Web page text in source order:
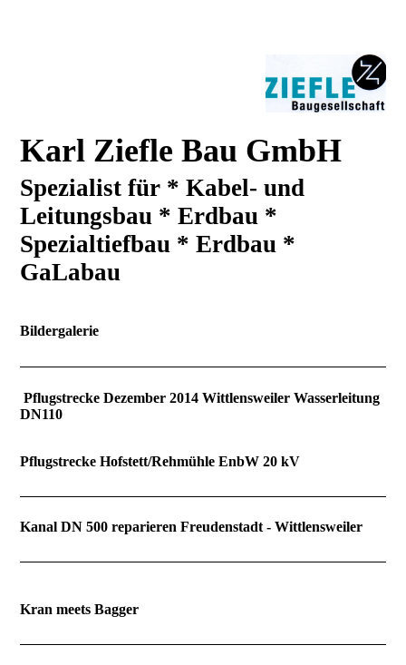
Karl Ziefle Bau GmbH
Spezialist für * Kabel- und
Leitungsbau * Erdbau *
Spezialtiefbau * Erdbau *
GaLabau
Bildergalerie
Pflugstrecke Dezember 2014 WittlensweilerWasserleitung
DN110
Pflugstrecke Hofstett/Rehmühle EnbW 20 kV
Kanal DN 500 reparieren Freudenstadt - Wittlensweiler
Kran meets Bagger